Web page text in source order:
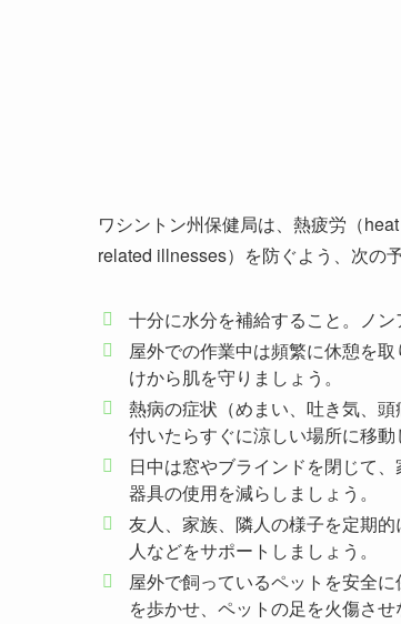
ワシントン州保健局は、熱疲労（
related illnesses）を防ぐよう、次の
十分に水分を補給すること。ノ
屋外での作業中は頻繁に休憩を
けから肌を守りましょう。
熱病の症状（めまい、吐き気、
付いたらすぐに涼しい場所に移
日中は窓やブラインドを閉じて
器具の使用を減らしましょう。
友人、家族、隣人の様子を定期
人などをサポートしましょう。
屋外で飼っているペットを安全
を歩かせ、ペットの足を火傷さ